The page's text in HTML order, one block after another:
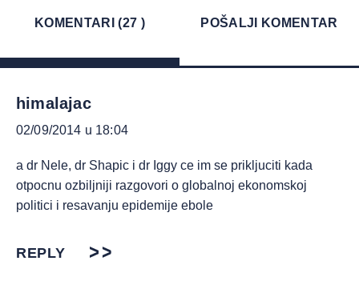
KOMENTARI (27 ) POŠALJI KOMENTAR
himalajac
02/09/2014 u 18:04
a dr Nele, dr Shapic i dr Iggy ce im se prikljuciti kada
otpocnu ozbiljniji razgovori o globalnoj ekonomskoj
politici i resavanju epidemije ebole
REPLY